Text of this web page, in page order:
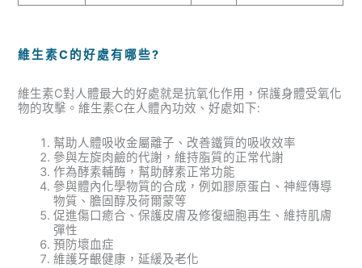
維生素C的好處有哪些?
維生素C對人體最大的好處就是抗氧化作用，保護身體受氧化
物的攻擊。維生素C在人體內功效、好處如下:
幫助人體吸收金屬離子、改善鐵質的吸收效率
參與左旋肉鹼的代謝，維持脂質的正常代謝
作為酵素輔酶，幫助酵素正常功能
參與體內化學物質的合成，例如膠原蛋白、神經傳導
物質、膽固醇及荷爾蒙等
促進傷口癒合、保護皮膚及修復細胞再生、維持肌膚
彈性
預防壞血症
維護牙齦健康，延緩及老化